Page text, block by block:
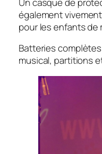
également
pour les enfants de
Batteries
musical, partitions